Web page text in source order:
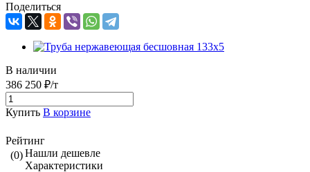
Поделиться
В наличии
386 250 ₽/т
Купить В корзине
Рейтинг
(0)Нашли дешевле
Характеристики